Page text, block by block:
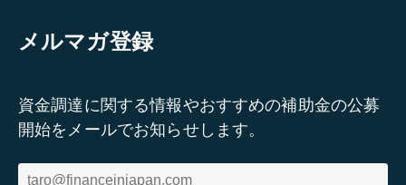
メルマガ登録
資金調達に関する情報やおすすめの補助金の公募
開始をメールでお知らせします。